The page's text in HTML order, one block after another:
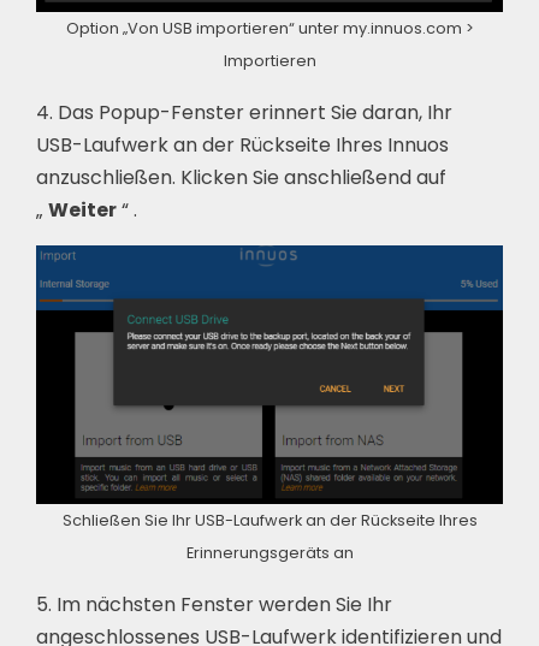
Option „Von USB importieren“ unter my.innuos.com >
Importieren
4. Das Popup-Fenster erinnert Sie daran, Ihr
USB-Laufwerk an der Rückseite Ihres Innuos
anzuschließen. Klicken Sie anschließend auf
„ Weiter“ .
Schließen Sie Ihr USB-Laufwerk an der Rückseite Ihres
Erinnerungsgeräts an
5. Im nächsten Fenster werden Sie Ihr
angeschlossenes USB-Laufwerk identifizieren und